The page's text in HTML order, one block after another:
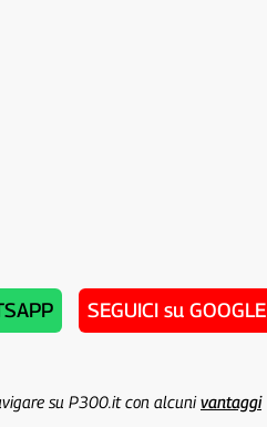
SEGUICI su GOOGLE
su P300.it con alcunivantaggi